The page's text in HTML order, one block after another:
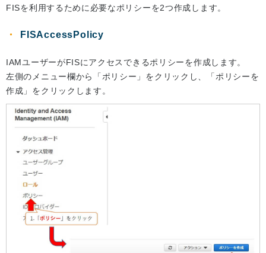
FISを利用するために必要なポリシーを2つ作成します。
FISAccessPolicy
IAMユーザーがFISにアクセスできるポリシーを作成します。
左側のメニュー欄から「ポリシー」をクリックし、「ポリシーを
作成」をクリックします。